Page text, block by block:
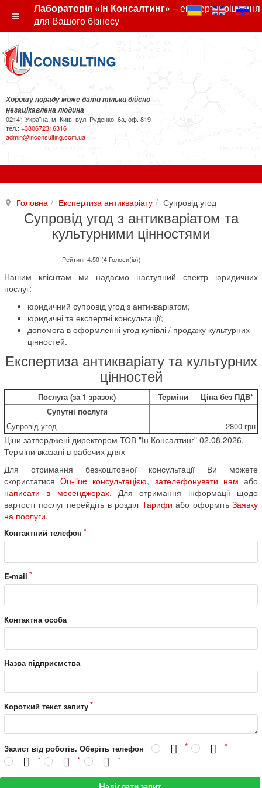
Лабораторія «Ін Консалтинг» – експертні рішення
для Вашого бізнесу
Хорошу пораду може дати тільки дійсно
незацікавлена людина
02141 Україна, м. Київ, вул. Руденко, 6а, оф. 819
тел.: +380672316316
admin@inconsulting.com.ua
Головна Експертиза антикваріату Супровід угод
Супровід угод з антикваріатом та
культурними цінностями
Рейтинг 4.50 (4 Голоси(ів))
Нашим клієнтам ми надаємо наступний спектр юридичних
послуг:
юридичний супровід угод з антикваріатом;
юридичні та експертні консультації;
допомога в оформленні угод купівлі / продажу культурних
цінностей.
Експертиза антикваріату та культурних
цінностей
Послуга (за 1 зразок) Терміни
Ціна без ПДВ*
Супутні послуги
Супровід угод
- 2800 грн
Ціни затверджені директором ТОВ "Ін Консалтинг" 02.08.2026.
Терміни вказані в рабочих днях
Для отримання безкоштовної консультації Ви можете
скористатисяOn-line консультацією, зателефонувати нам або
написати в месенджерах. Для отримання інформації щодо
вартості послуг перейдіть в розділ Тарифи або оформіть Заявку
на послуги.
Контактний телефон
E-mail
Контактна особа
Назва підприємства
Короткий текст запиту
Захист від роботів. Оберіть телефон